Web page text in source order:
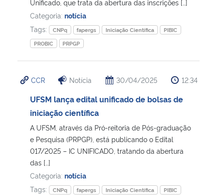
Ministério da Ciência, Tecnologia, Inovações e Comunicações
Ministério do Meio Ambiente
Ministério do Turismo
Ministério do Desenvolvimento Regional
Controladoria-Geral da União
Ministério da Mulher, da Família e dos Direitos Humanos
Secretaria-Geral
Secretaria de Governo
Unificado, que trata da abertura das inscrições […]
Categoria: notícia
Tags:
CNPq fapergs Iniciação Científica
PIBIC
PROBIC
PRPGP
CCR Notícia 30/04/2025 12:34
UFSM lança edital unificado de bolsas de
iniciação científica
A UFSM, através da Pró-reitoria de Pós-graduação
e Pesquisa (PRPGP), está publicando o Edital
017/2025 – IC UNIFICADO, tratando da abertura
das […]
Categoria: notícia
Tags:
CNPq fapergs Iniciação Científica
PIBIC